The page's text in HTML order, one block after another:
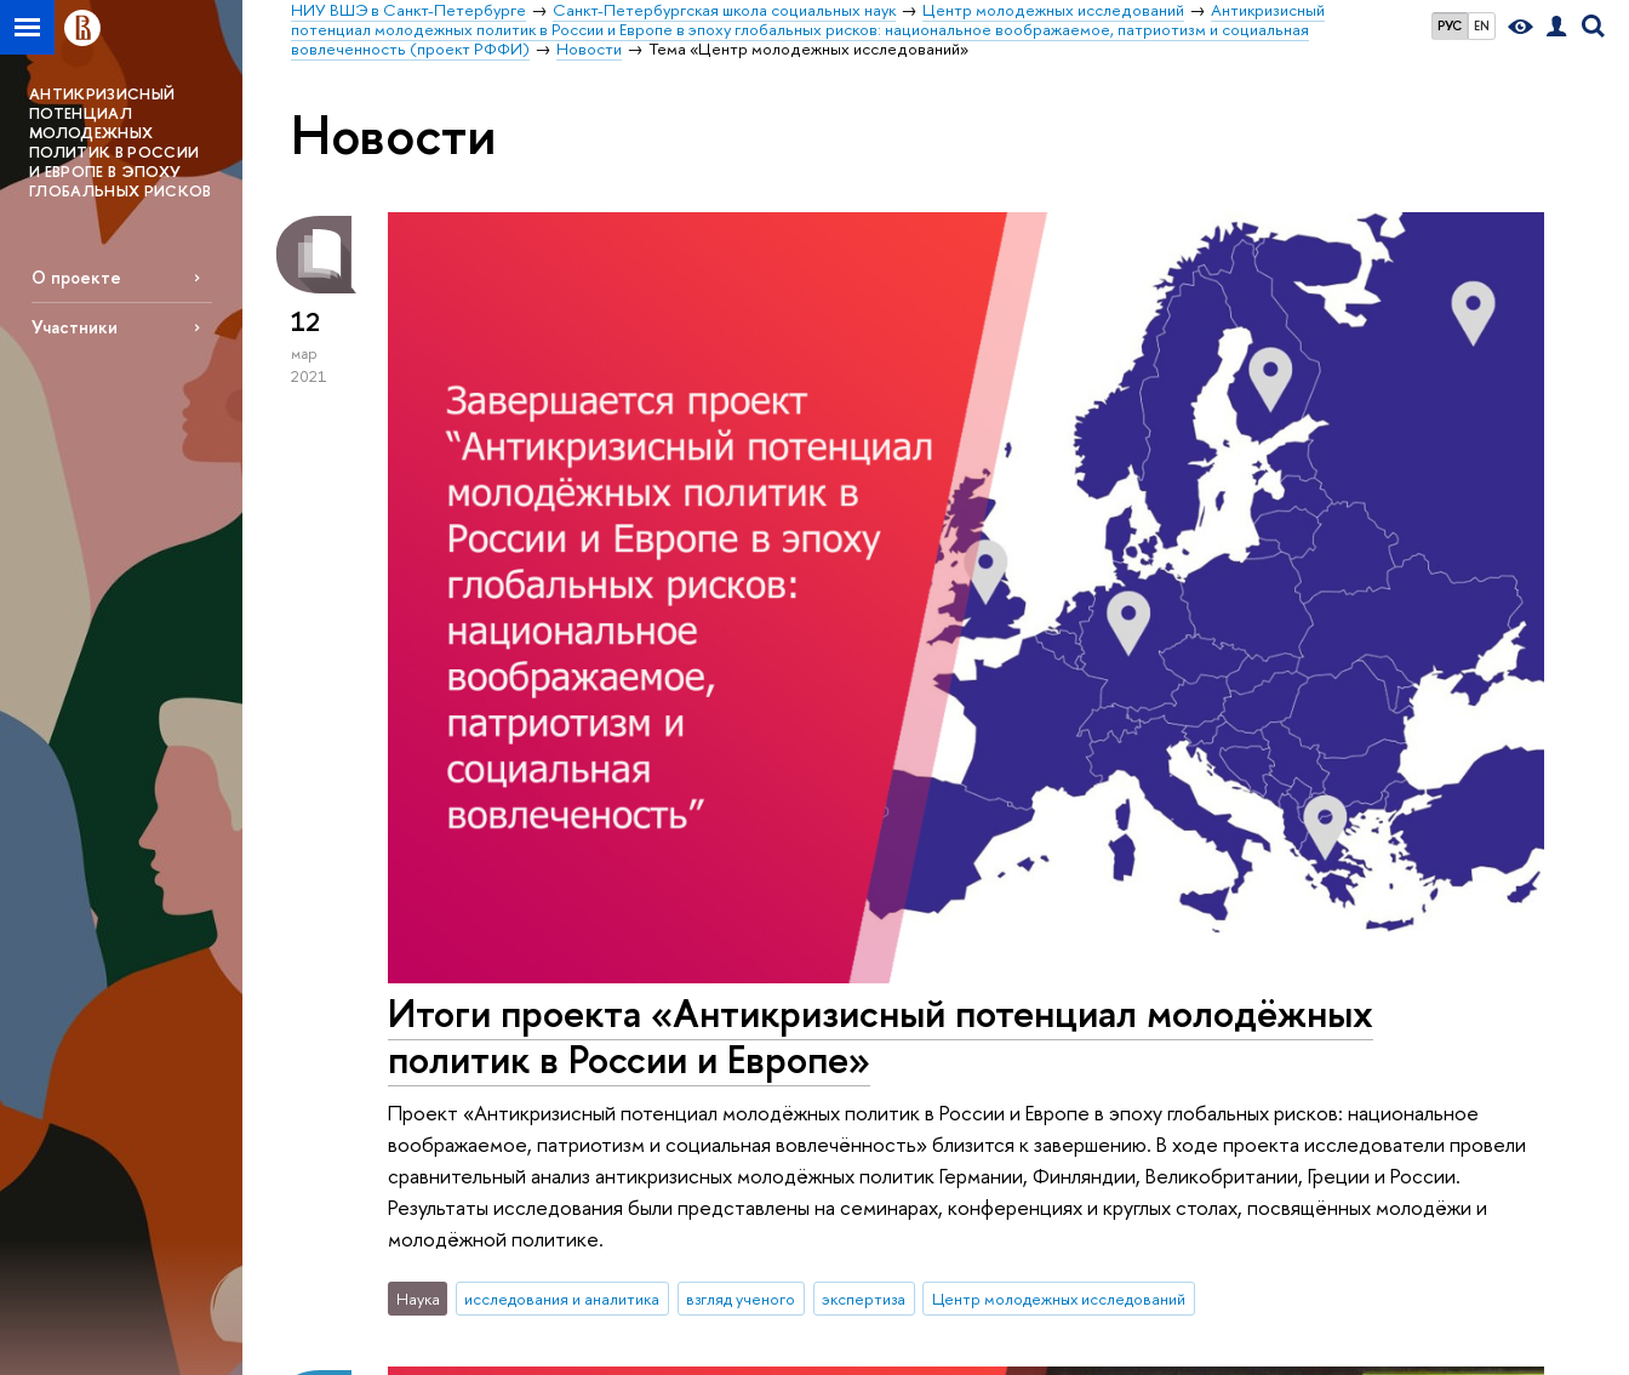
РУС EN
НИУ ВШЭ в Санкт-Петербурге Санкт-Петербургская школа социальных наук Центр молодежных исследований
Антикризисный
потенциал молодежных политик в России и Европе в эпоху глобальных рисков: национальное воображаемое, патриотизм и социальная
вовлеченность (проект РФФИ)
Новости Тема «Центр молодежных исследований»
АНТИКРИЗИСНЫЙ
ПОТЕНЦИАЛ
МОЛОДЕЖНЫХ
ПОЛИТИК В РОССИИ
И ЕВРОПЕ В ЭПОХУ
ГЛОБАЛЬНЫХ РИСКОВ
О проекте
Участники
Новости
12
мар
2021
Итоги проекта «Антикризисный потенциал молодёжных
политик в России и Европе»
Проект «Антикризисный потенциал молодёжных политик в России и Европе в эпоху глобальных рисков: национальное
воображаемое, патриотизм и социальная вовлечённость» близится к завершению. В ходе проекта исследователи провели
сравнительный анализ антикризисных молодёжных политик Германии, Финляндии, Великобритании, Греции и России.
Результаты исследования были представлены на семинарах, конференциях и круглых столах, посвящённых молодёжи и
молодёжной политике.
Наука исследования и аналитика взгляд ученого экспертиза Центр молодежных исследований